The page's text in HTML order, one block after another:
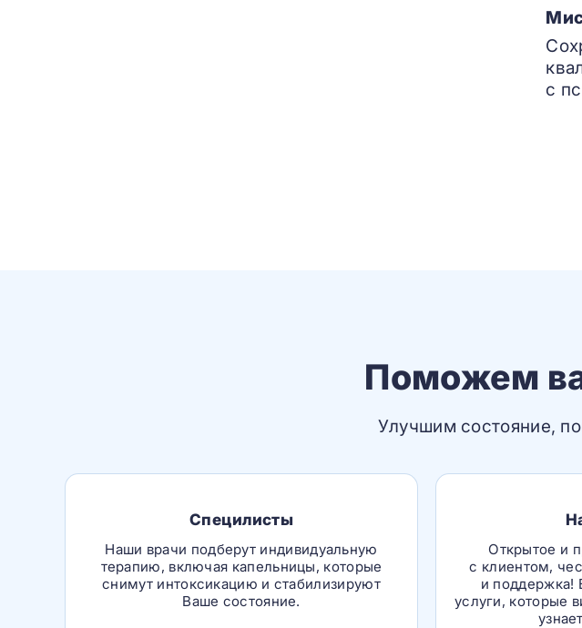
с
Поможем
Улучшим состояние,
Специлисты
Наши врачи подберут индивидуальную
терапию, включая капельницы, которые
снимут интоксикацию и стабилизируют
Ваше состояние.
Открытое и
с клиентом,
и поддержка!
услуги, которые